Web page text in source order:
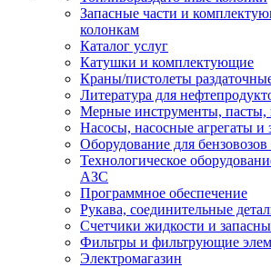
Запасные части и
колонкам
Каталог услуг
Катушки и комплектующие
Краны/пистолеты
Литература для
Мерные инструменты, пасты,
Насосы, насосные агрегаты и
Оборудование для
Технологическое
АЗС
Программное обеспечение
Рукава, соединительные
Счетчики жидкости и
Фильтры и фильтрующие
Электромагазин